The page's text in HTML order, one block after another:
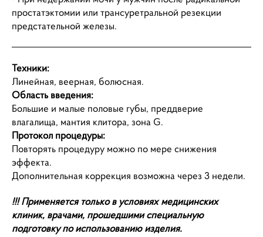
простатэктомии или трансуретральной резекции
предстательной железы.
Техники:
Линейная, веерная, болюсная.
Область введения:
Большие и малые половые губы, преддверие
влагалища, мантия клитора, зона G.
Протокол процедуры:
Повторять процедуру можно по мере снижения
эффекта.
Дополнительная коррекция возможна через 3 недели.
!!! Применяется только в условиях медицинских
клиник, врачами, прошедшими специальную
подготовку по использованию изделия.